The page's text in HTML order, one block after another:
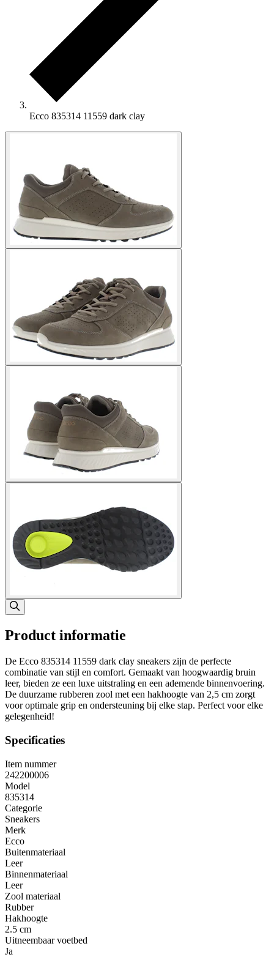
Ecco 835314 11559 dark clay
Product informatie
De Ecco 835314 11559 dark clay sneakers zijn de perfecte
combinatie van stijl en comfort. Gemaakt van hoogwaardig bruin
leer, bieden ze een luxe uitstraling en een ademende binnenvoering.
De duurzame rubberen zool met een hakhoogte van 2,5 cm zorgt
voor optimale grip en ondersteuning bij elke stap. Perfect voor elke
gelegenheid!
Specificaties
Item nummer
242200006
Model
835314
Categorie
Sneakers
Merk
Ecco
Buitenmateriaal
Leer
Binnenmateriaal
Leer
Zool materiaal
Rubber
Hakhoogte
2.5 cm
Uitneembaar voetbed
Ja